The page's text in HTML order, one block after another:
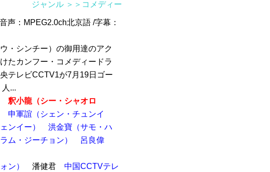
ジャンル ＞＞コメディー
声：MPEG2.0ch北京語 /字幕：
・シンチー）の御用達のアク
たカンフー・コメディードラ
テレビCCTV1が7月19日ゴー
...
釈小龍（シー・シャオロ
申軍誼（シェン・チュンイ
ンイー）
洪金寶（サモ・ハ
ム・ジーチョン）
呂良偉
ン） 潘健君 中国CCTVテレ